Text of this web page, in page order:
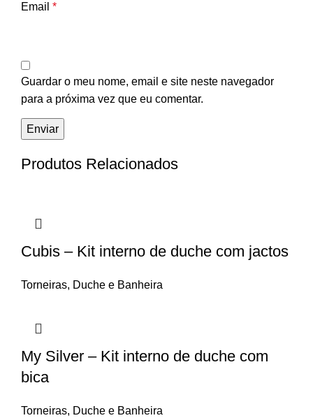
Email *
Guardar o meu nome, email e site neste navegador
para a próxima vez que eu comentar.
Produtos Relacionados
Cubis – Kit interno de duche com jactos
Torneiras, Duche e Banheira
My Silver – Kit interno de duche com
bica
Torneiras, Duche e Banheira